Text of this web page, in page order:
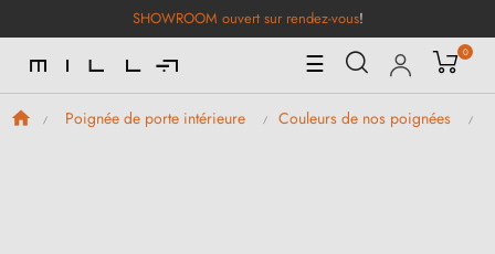
SHOWROOM ouvert sur rendez-vous!
Basculer
la
navigation
☰ 0
Poignée de porte intérieure Couleurs de nos poignées